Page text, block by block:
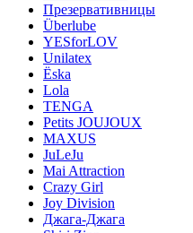
Презервативницы
Überlube
YESforLOV
Unilatex
Ёska
Lola
TENGA
Petits JOUJOUX
MAXUS
JuLeJu
Mai Attraction
Crazy Girl
Joy Division
Джага-Джага